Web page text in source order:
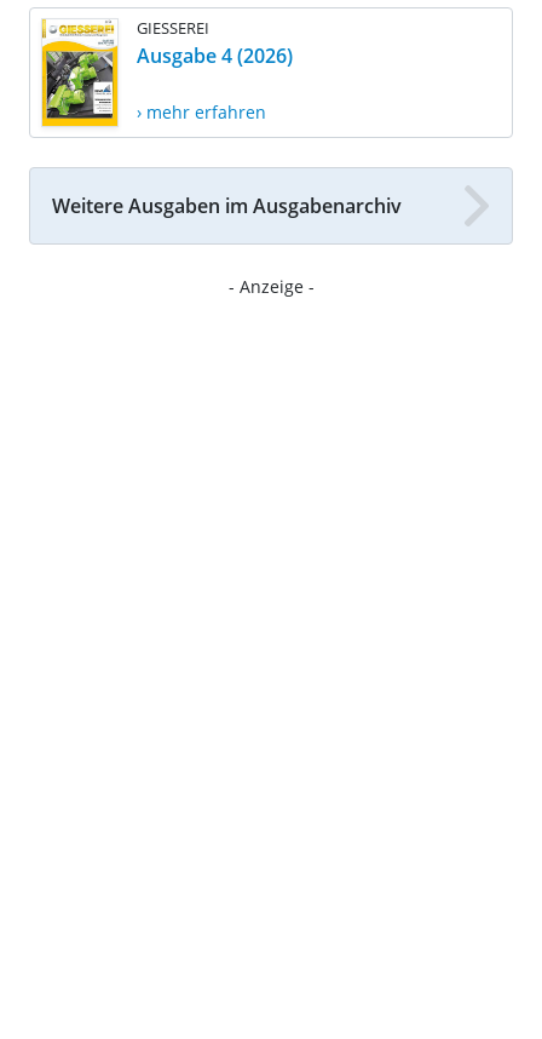
GIESSEREI
Ausgabe 4 (2026)
› mehr erfahren
Weitere Ausgaben im Ausgabenarchiv
- Anzeige -